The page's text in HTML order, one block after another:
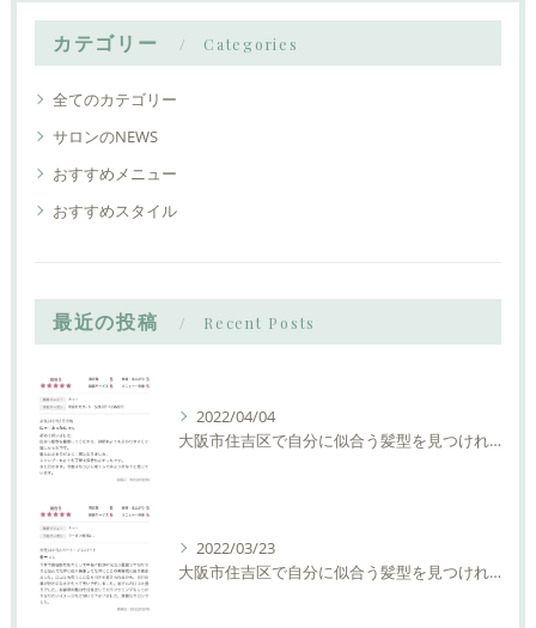
カテゴリー Categories
全てのカテゴリー
サロンのNEWS
おすすめメニュー
おすすめスタイル
最近の投稿 Recent Posts
2022/04/04
大阪市住吉区で自分に似合う髪型を見つけれる美容室ーLIAM hair Relaxーリアムヘアーリラックス
2022/03/23
大阪市住吉区で自分に似合う髪型を見つけれる美容室ーLIAM hair Relaxーリアムヘアーリラックス